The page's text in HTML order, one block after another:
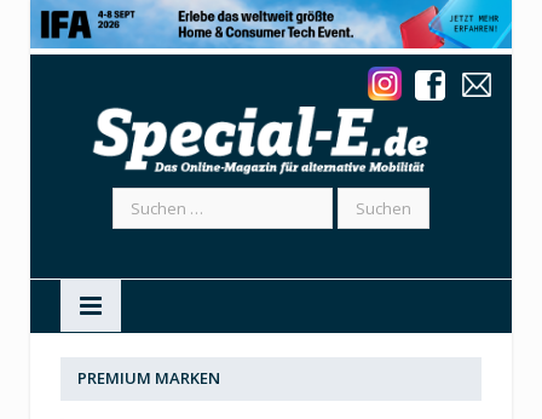
Suchen
nach:
PREMIUM MARKEN